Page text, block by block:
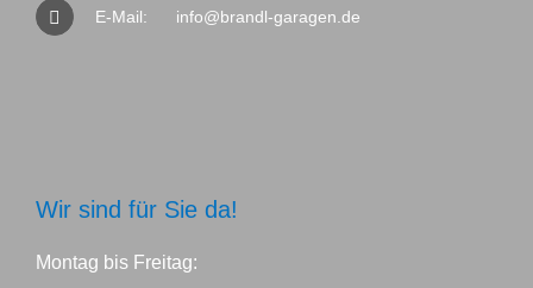
E-Mail: info@brandl-garagen.de
Wir sind für Sie da!
Montag bis Freitag: